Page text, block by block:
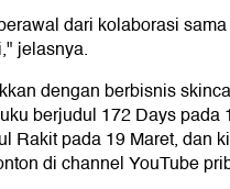
dari kolaborasi
jelasnya.
dengan berbisnis
berjudul 172 Days pada
Rakit pada 19 Maret, dan
di channel YouTube